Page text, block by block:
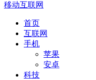
移动互联网
首页
互联网
手机
苹果
安卓
科技